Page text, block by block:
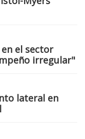
el sector
irregular"
lateral en